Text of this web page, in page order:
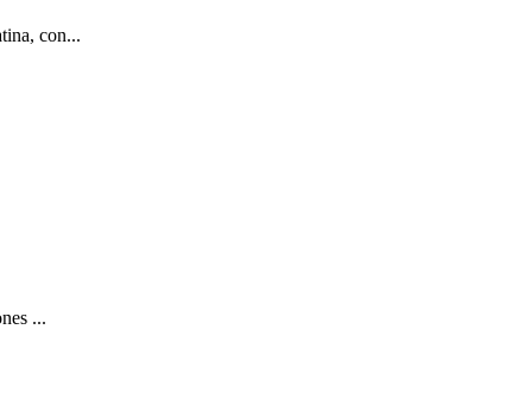
con...
...